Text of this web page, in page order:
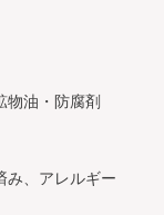
物油・防腐剤
み、アレルギー